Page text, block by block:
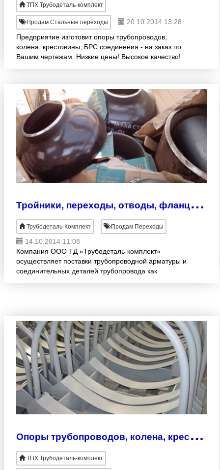
ТПХ Трубодеталь-комплект
Продам Стальные переходы
20.10.2014 13:28
Предприятие изготовит опоры трубопроводов,
колена, крестовины, БРС соединения - на заказ по
Вашим чертежам. Низкие цены! Высокое качество!
Т
ройники, переходы, отводы, фланцы, задвижки, заглушки, днище, компенсаторы. Российские производители! В наличии!
Трубодеталь-Комплект Продам Переходы
14.10.2014 11:08
Компания ООО ТД «Трубодеталь-комплект»
осуществляет поставки трубопроводной арматуры и
соединительных деталей трубопровода как
О
поры трубопроводов, колена, крестовины, БРС. Изготовление.
ТПХ Трубодеталь-комплект